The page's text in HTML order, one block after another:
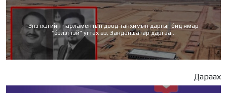
Энэтхэгийн парламентын доод танхимын даргыг бид ямар
“бэлэгтэй” угтах вэ, Занданшатар даргаа...
Дараах